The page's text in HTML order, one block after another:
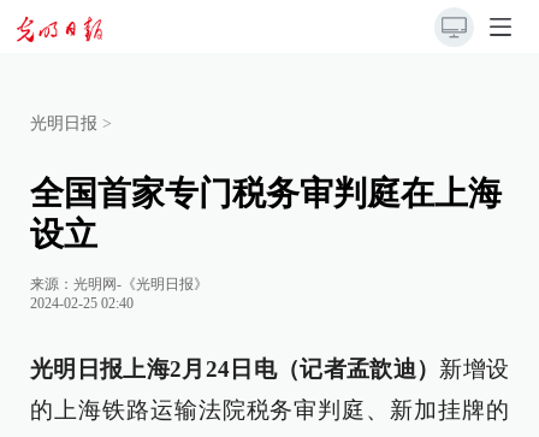
光明日报 >
全国首家专门税务审判庭在上海
设立
来源： 光明网-《光明日报》
2024-02-25 02:40
光明日报上海2月24日电（记者孟歆迪） 新增设
的上海铁路运输法院税务审判庭、新加挂牌的